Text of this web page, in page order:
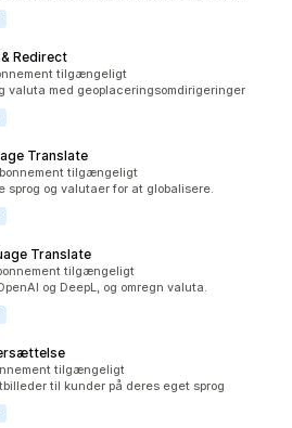
Redirect
tilgængeligt
valuta med geoplaceringsomdirigeringer
Translate
tilgængeligt
og valutaer for at globalisere.
Translate
tilgængeligt
og DeepL, og omregn valuta.
tilgængeligt
til kunder på deres eget sprog